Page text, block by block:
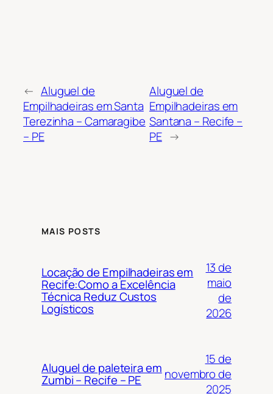
← Aluguel de
Empilhadeiras em Santa
Terezinha – Camaragibe
– PE
Aluguel de
Empilhadeiras em
Santana – Recife –
PE →
MAIS POSTS
Locação de Empilhadeiras em
Recife:Como a Excelência
Técnica Reduz Custos
Logísticos
13 de
maio
de
2026
Aluguel de paleteira em
Zumbi – Recife – PE
15 de
novembro de
2025